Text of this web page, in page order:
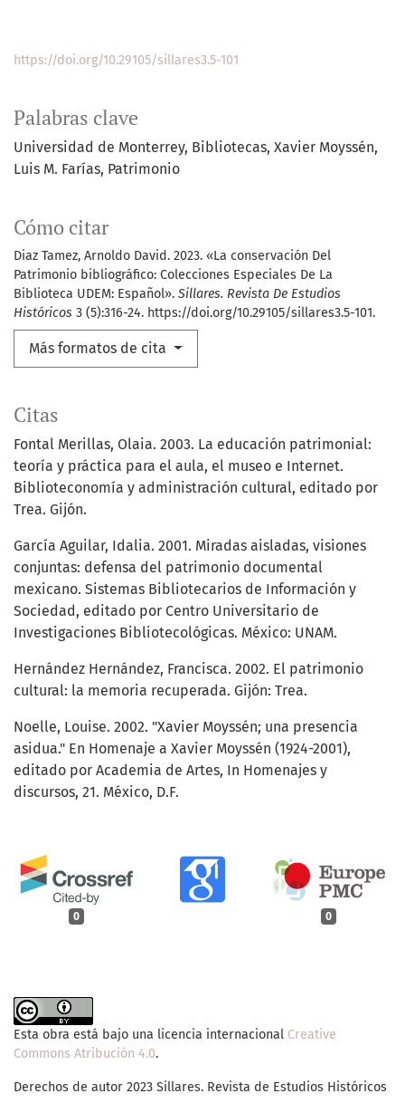
Palabras clave
Universidad de Monterrey Bibliotecas Xavier Moyssén
Luis M. Farías Patrimonio
Cómo citar
Diaz Tamez, Arnoldo David. 2023. «La conservación Del
Patrimonio bibliográfico: Colecciones Especiales De La
Biblioteca UDEM: Español». Sillares. Revista De Estudios
Históricos 3 (5):316-24. https://doi.org/10.29105/sillares3.5-101.
Más formatos de cita
0 0
https://doi.org/10.29105/sillares3.5-101
Citas
Fontal Merillas, Olaia. 2003. La educación patrimonial:
teoría y práctica para el aula, el museo e Internet.
Biblioteconomía y administración cultural, editado por
Trea. Gijón.
García Aguilar, Idalia. 2001. Miradas aisladas, visiones
conjuntas: defensa del patrimonio documental
mexicano. Sistemas Bibliotecarios de Información y
Sociedad, editado por Centro Universitario de
Investigaciones Bibliotecológicas. México: UNAM.
Hernández Hernández, Francisca. 2002. El patrimonio
cultural: la memoria recuperada. Gijón: Trea.
Noelle, Louise. 2002. "Xavier Moyssén; una presencia
asidua." En Homenaje a Xavier Moyssén (1924-2001),
editado por Academia de Artes, In Homenajes y
discursos, 21. México, D.F.
Esta obra está bajo una licencia internacional Creative
Commons Atribución 4.0.
Derechos de autor 2023 Sillares. Revista de Estudios Históricos